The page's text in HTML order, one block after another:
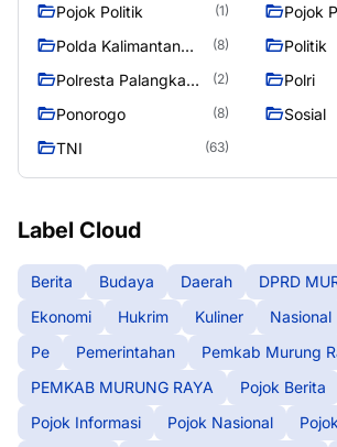
Pojok Politik (1) Pojok
Polda Kalimantan
(8) Politik
Polresta Palangka
(2) Polri
Ponorogo (8) Sosial
TNI (63)
Label Cloud
Berita Budaya Daerah
DPRD
Ekonomi
Hukrim Kuliner Nasional
Pe
Pemerintahan
Pemkab Murung
PEMKAB MURUNG RAYA
Pojok Berita
Pojok Informasi
Pojok Nasional